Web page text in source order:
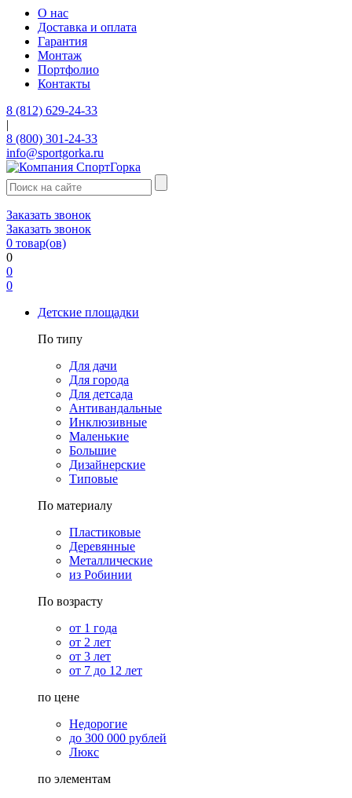
О нас
Доставка и оплата
Гарантия
Монтаж
Портфолио
Контакты
8 (812) 629-24-33
|
8 (800) 301-24-33
info@sportgorka.ru
Заказать звонок
Заказать звонок
0 товар(ов)
0
0
0
Детские площадки
По типу
Для дачи
Для города
Для детсада
Антивандальные
Инклюзивные
Маленькие
Большие
Дизайнерские
Типовые
По материалу
Пластиковые
Деревянные
Металлические
из Робинии
По возрасту
от 1 года
от 2 лет
от 3 лет
от 7 до 12 лет
по цене
Недорогие
до 300 000 рублей
Люкс
по элементам